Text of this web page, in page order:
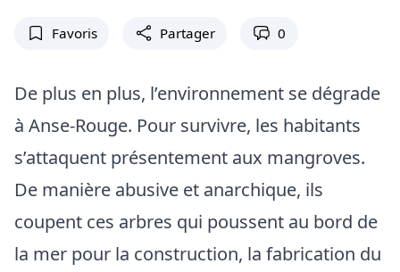
Favoris Partager 0
De plus en plus, l’environnement se dégrade
à Anse-Rouge. Pour survivre, les habitants
s’attaquent présentement aux mangroves.
De manière abusive et anarchique, ils
coupent ces arbres qui poussent au bord de
la mer pour la construction, la fabrication du